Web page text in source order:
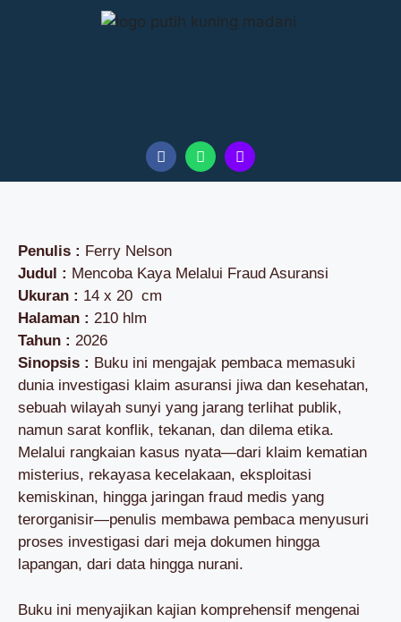
Penulis : Ferry Nelson
Judul : Mencoba Kaya Melalui Fraud Asuransi
Ukuran : 14 x 20 cm
Halaman : 210 hlm
Tahun : 2026
Sinopsis : Buku ini mengajak pembaca memasuki
dunia investigasi klaim asuransi jiwa dan kesehatan,
sebuah wilayah sunyi yang jarang terlihat publik,
namun sarat konflik, tekanan, dan dilema etika.
Melalui rangkaian kasus nyata—dari klaim kematian
misterius, rekayasa kecelakaan, eksploitasi
kemiskinan, hingga jaringan fraud medis yang
terorganisir—penulis membawa pembaca menyusuri
proses investigasi dari meja dokumen hingga
lapangan, dari data hingga nurani.
Buku ini menyajikan kajian komprehensif mengenai